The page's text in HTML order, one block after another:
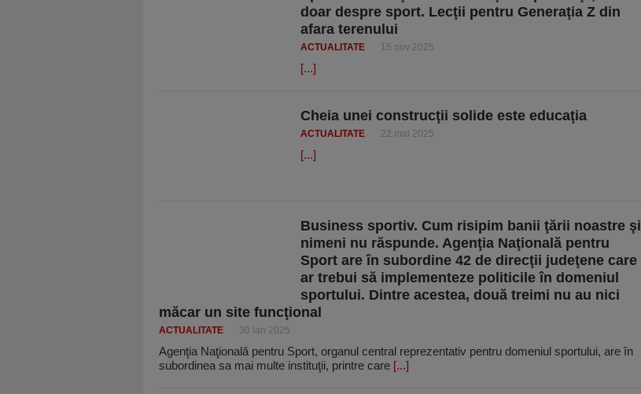
doar despre sport. Lecţii pentru Generaţia Z din
afara terenului
ACTUALITATE 15 nov 2025
[...]
Cheia unei construcţii solide este educaţia
ACTUALITATE 22 mai 2025
[...]
Business sportiv. Cum risipim banii ţării noastre şi
nimeni nu răspunde. Agenţia Naţională pentru
Sport are în subordine 42 de direcţii judeţene care
ar trebui să implementeze politicile în domeniul
sportului. Dintre acestea, două treimi nu au nici
măcar un site funcţional
ACTUALITATE 30 ian 2025
Agenţia Naţională pentru Sport, organul central reprezentativ pentru domeniul sportului, are în
subordinea sa mai multe instituţii, printre care [...]